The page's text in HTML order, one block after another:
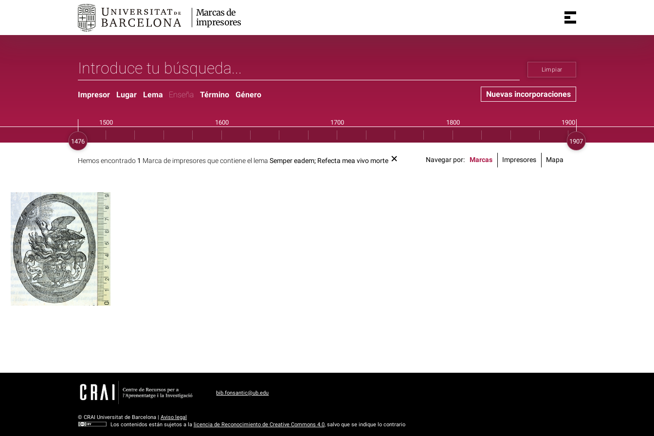
Marcas de
impresores
Limpiar
Nuevas incorporaciones
Impresor Lugar Lema Enseña Término Género
Hemos encontrado 1 Marca de impresores que contiene el lema Semper eadem; Refecta mea vivo morte Navegar por Marcas Impresores Mapa
bib.fonsantic@ub.edu
© CRAI Universitat de Barcelona | Aviso legal
Los contenidos están sujetos a la licencia de Reconocimiento de Creative Commons 4.0, salvo que se indique lo contrario